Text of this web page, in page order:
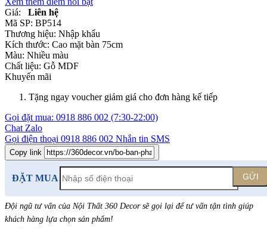
Giá:
Liên hệ
Mã SP: BP514
Thương hiệu: Nhập khẩu
Kích thước: Cao mặt bàn 75cm
Màu: Nhiều màu
Chất liệu: Gỗ MDF
Khuyến mãi
Tặng ngay voucher giảm giá cho đơn hàng kế tiếp
Gọi đặt mua: 0918 886 002 (7:30-22:00)
Chat Zalo
Gọi điện thoại 0918 886 002 Nhắn tin SMS
Copy link
ĐẶT MUA GỬI
Đội ngũ tư vấn của Nội Thất 360 Decor sẽ gọi lại để tư vấn tận tình giúp
khách hàng lựa chọn sản phẩm!